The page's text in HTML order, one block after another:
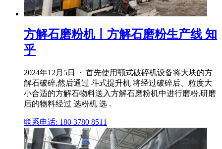
方解石磨粉机丨方解石磨粉生产线 知
乎
2024年12月5日 · 首先使用颚式破碎机设备将大块的方
解石破碎,然后通过 斗式提升机 将经过破碎后、粒度大
小合适的方解石物料送入方解石磨粉机中进行磨粉,研磨
后的物料经过 选粉机 选 .
联系电话: 180 3780 8511